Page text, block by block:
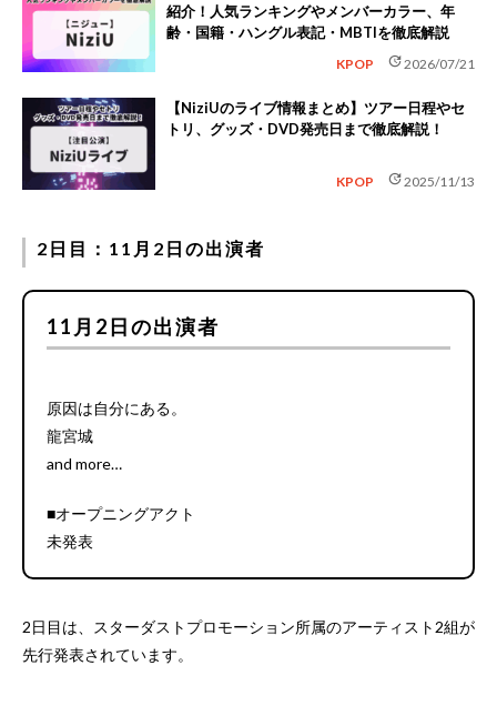
紹介！人気ランキングやメンバーカラー、年
齢・国籍・ハングル表記・MBTIを徹底解説
KPOP update2026/07/21
【NiziUのライブ情報まとめ】ツアー日程やセ
トリ、グッズ・DVD発売日まで徹底解説！
KPOP update2025/11/13
2日目：11月2日の出演者
11月2日の出演者
原因は自分にある。
龍宮城
and more…
■オープニングアクト
未発表
2日目は、スターダストプロモーション所属のアーティスト2組が
先行発表されています。